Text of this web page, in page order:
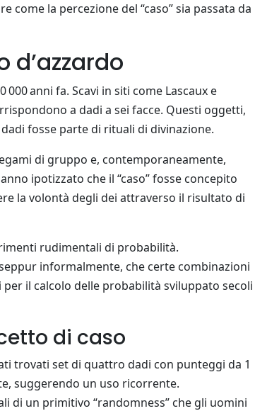
la percezione del “caso” sia passata da
d’azzardo
anni fa. Scavi in siti come Lascaux e
a dadi a sei facce. Questi oggetti,
fosse parte di rituali di divinazione.
di gruppo e, contemporaneamente,
ipotizzato che il “caso” fosse concepito
la volontà degli dei attraverso il risultato di
rudimentali di probabilità.
informalmente, che certe combinazioni
il calcolo delle probabilità sviluppato secoli
di caso
trovati set di quattro dadi con punteggi da 1
suggerendo un uso ricorrente.
di un primitivo “randomness” che gli uomini